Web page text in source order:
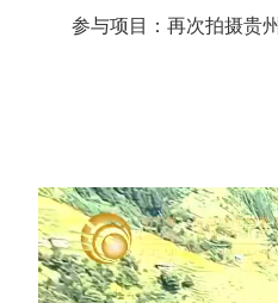
参与项目：再次拍摄贵州